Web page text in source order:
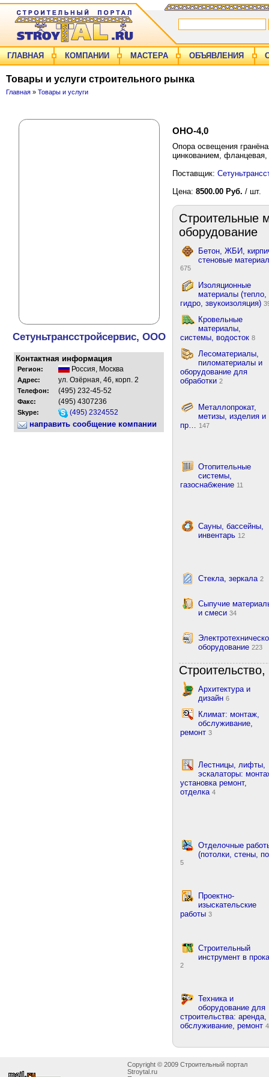
ГЛАВНАЯ КОМПАНИИ МАСТЕРА ОБЪЯВЛЕНИЯ
Товары и услуги строительного рынка
Главная » Товары и услуги
Сетуньтрансстройсервис, ООО
Контактная информация
Регион: Россия, Москва
Адрес: ул. Озёрная, 46, корп. 2
Телефон: (495) 232-45-52
Факс: (495) 4307236
Skype: (495) 2324552
направить сообщение компании
ОНО-4,0
Опора освещения
цинкованием, фланцевая,
Поставщик:
Цена: 8500.00 Руб. / шт.
Строительные
оборудование
Бетон, ЖБИ,
стеновые
675
Изоляционные
материалы (тепло,
гидро, звукоизоляция)
Кровельные
материалы,
системы, водосток 8
Лесоматериалы,
пиломатериалы и
оборудование для
обработки 2
Металлопрокат,
метизы, изделия и
пр… 147
Отопительные
системы,
газоснабжение 11
Сауны, бассейны,
инвентарь 12
Стекла, зеркала 2
Сыпучие
и смеси 34
оборудование 223
Архитектура и
дизайн 6
Климат: монтаж,
обслуживание,
ремонт 3
Лестницы, лифты,
эскалаторы:
установка ремонт,
отделка 4
Отделочные
(потолки, стены,
5
Проектно-
изыскательские
работы 3
Строительный
инструмент в
2
Техника и
оборудование для
строительства: аренда,
обслуживание, ремонт
Copyright © 2009 Строительный портал
Stroytal.ru